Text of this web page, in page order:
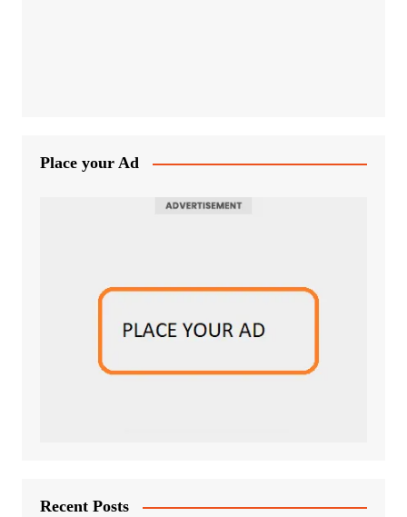
Place your Ad
Recent Posts